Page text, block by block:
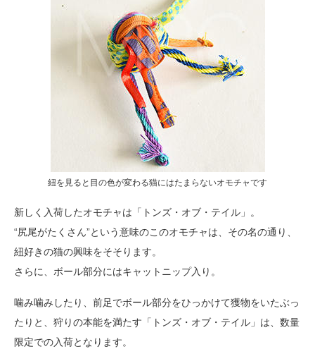
紐を見ると目の色が変わる猫にはたまらないオモチャです
新しく入荷したオモチャは「トンズ・オブ・テイル」。
“尻尾がたくさん”という意味のこのオモチャは、その名の通り、
紐好きの猫の興味をそそります。
さらに、ボール部分にはキャットニップ入り。
噛み噛みしたり、前足でボール部分をひっかけて獲物をいたぶっ
たりと、狩りの本能を満たす「トンズ・オブ・テイル」は、数量
限定での入荷となります。